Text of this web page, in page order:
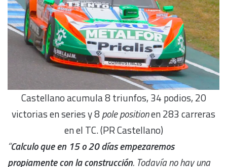
Castellano acumula 8 triunfos, 34 podios, 20
victorias en series y 8 pole positionen 283 carreras
en el TC. (PR Castellano)
“Calculo que en 15 o 20 días empezaremos
propiamentecon la construcción. Todavía no hay una